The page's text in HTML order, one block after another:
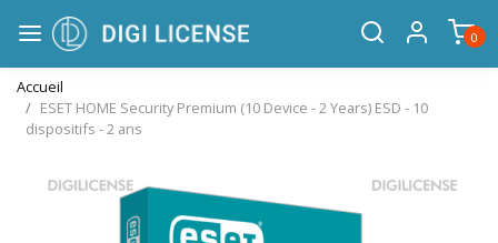
0
Accueil
ESET HOME Security Premium (10 Device - 2 Years) ESD - 10
dispositifs - 2 ans